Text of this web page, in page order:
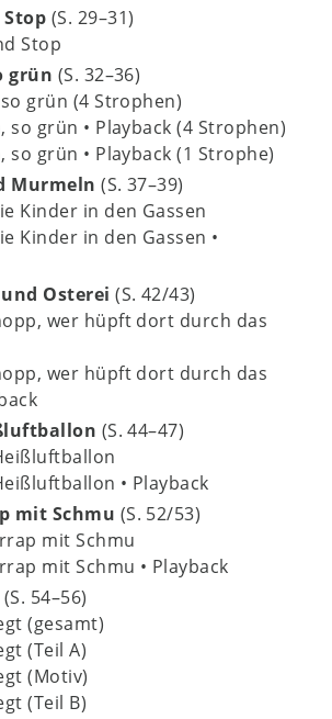
Stop (S. 29–31)
Stop
grün (S. 32–36)
grün (4 Strophen)
so grün • Playback (4 Strophen)
so grün • Playback (1 Strophe)
Murmeln (S. 37–39)
Kinder in den Gassen
Kinder in den Gassen •
Osterei (S. 42/43)
wer hüpft dort durch das
wer hüpft dort durch das
(S. 44–47)
• Playback
mit Schmu (S. 52/53)
mit Schmu
mit Schmu • Playback
(S. 54–56)
(gesamt)
(Teil A)
(Motiv)
(Teil B)